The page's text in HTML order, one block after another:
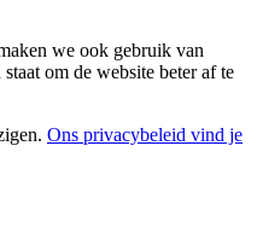
we ook gebruik van
om de website beter af te
Ons privacybeleid vind je